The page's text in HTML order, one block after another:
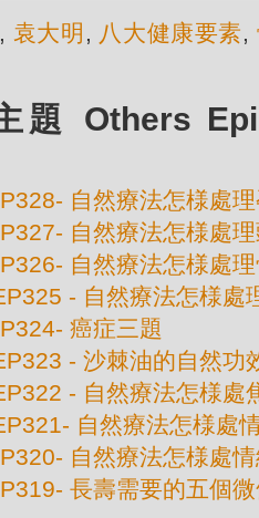
, 袁大明 , 八大健康要素,
題 Others
自然療法怎様處
自然療法怎様處
自然療法怎様處
- 自然療法怎様處
癌症三題
- 沙棘油的自然功
- 自然療法怎様處
自然療法怎様處
自然療法怎様處
長壽需要的五個